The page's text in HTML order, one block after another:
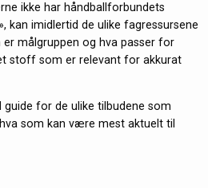
ikke har håndballforbundets
kan imidlertid de ulike fagressursene
er målgruppen og hva passer for
stoff som er relevant for akkurat
guide for de ulike tilbudene som
som kan være mest aktuelt til